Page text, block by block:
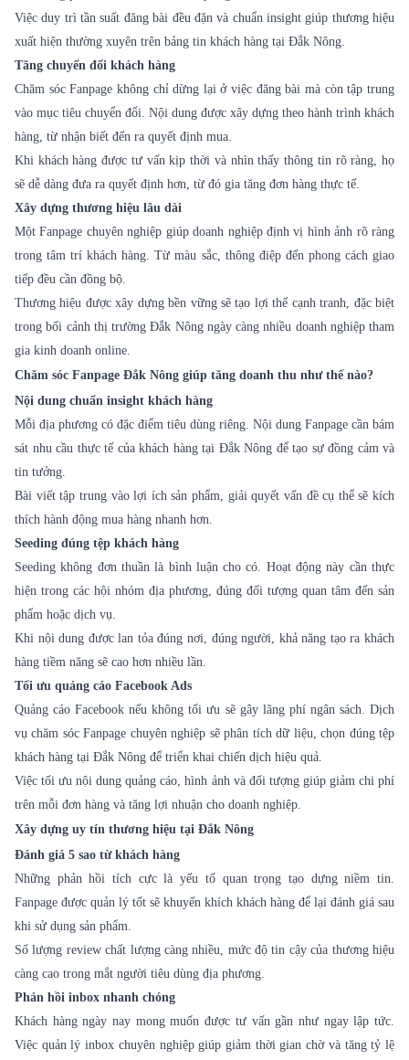
Việc duy trì tần suất đăng bài đều đặn và chuẩn insight giúp thương hiệu
xuất hiện thường xuyên trên bảng tin khách hàng tại Đắk Nông.
Tăng chuyển đổi khách hàng
Chăm sóc Fanpage không chỉ dừng lại ở việc đăng bài mà còn tập trung
vào mục tiêu chuyển đổi. Nội dung được xây dựng theo hành trình khách
hàng, từ nhận biết đến ra quyết định mua.
Khi khách hàng được tư vấn kịp thời và nhìn thấy thông tin rõ ràng, họ
sẽ dễ dàng đưa ra quyết định hơn, từ đó gia tăng đơn hàng thực tế.
Xây dựng thương hiệu lâu dài
Một Fanpage chuyên nghiệp giúp doanh nghiệp định vị hình ảnh rõ ràng
trong tâm trí khách hàng. Từ màu sắc, thông điệp đến phong cách giao
tiếp đều cần đồng bộ.
Thương hiệu được xây dựng bền vững sẽ tạo lợi thế cạnh tranh, đặc biệt
trong bối cảnh thị trường Đắk Nông ngày càng nhiều doanh nghiệp tham
gia kinh doanh online.
Chăm sóc Fanpage Đắk Nông giúp tăng doanh thu như thế nào?
Nội dung chuẩn insight khách hàng
Mỗi địa phương có đặc điểm tiêu dùng riêng. Nội dung Fanpage cần bám
sát nhu cầu thực tế của khách hàng tại Đắk Nông để tạo sự đồng cảm và
tin tưởng.
Bài viết tập trung vào lợi ích sản phẩm, giải quyết vấn đề cụ thể sẽ kích
thích hành động mua hàng nhanh hơn.
Seeding đúng tệp khách hàng
Seeding không đơn thuần là bình luận cho có. Hoạt động này cần thực
hiện trong các hội nhóm địa phương, đúng đối tượng quan tâm đến sản
phẩm hoặc dịch vụ.
Khi nội dung được lan tỏa đúng nơi, đúng người, khả năng tạo ra khách
hàng tiềm năng sẽ cao hơn nhiều lần.
Tối ưu quảng cáo Facebook Ads
Quảng cáo Facebook nếu không tối ưu sẽ gây lãng phí ngân sách. Dịch
vụ chăm sóc Fanpage chuyên nghiệp sẽ phân tích dữ liệu, chọn đúng tệp
khách hàng tại Đắk Nông để triển khai chiến dịch hiệu quả.
Việc tối ưu nội dung quảng cáo, hình ảnh và đối tượng giúp giảm chi phí
trên mỗi đơn hàng và tăng lợi nhuận cho doanh nghiệp.
Xây dựng uy tín thương hiệu tại Đắk Nông
Đánh giá 5 sao từ khách hàng
Những phản hồi tích cực là yếu tố quan trọng tạo dựng niềm tin.
Fanpage được quản lý tốt sẽ khuyến khích khách hàng để lại đánh giá sau
khi sử dụng sản phẩm.
Số lượng review chất lượng càng nhiều, mức độ tin cậy của thương hiệu
càng cao trong mắt người tiêu dùng địa phương.
Phản hồi inbox nhanh chóng
Khách hàng ngày nay mong muốn được tư vấn gần như ngay lập tức.
Việc quản lý inbox chuyên nghiệp giúp giảm thời gian chờ và tăng tỷ lệ